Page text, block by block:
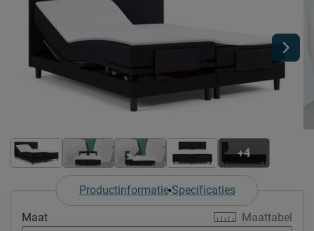
+4
Productinformatie Specificaties
Maattabel
Maat